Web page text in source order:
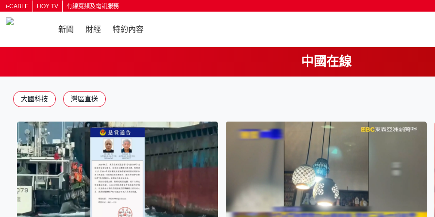
i-CABLE HOY TV 有線寬頻及電訊服務
新聞 財經 特約內容
中國在線
大國科技 灣區直送